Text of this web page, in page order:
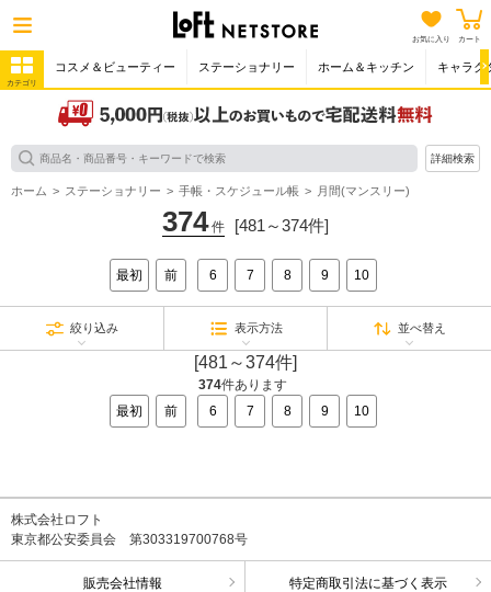
お気に入り カート
カテゴリ
コスメ＆ビューティー ステーショナリー ホーム＆キッチン キャラク
詳細検索
ホーム ステーショナリー 手帳・スケジュール帳 月間(マンスリー)
374件 [481～374件]
最初 前 6 7 8 9 10
絞り込み 表示方法 並べ替え
[481～374件]
374件あります
最初
前 6 7 8 9 10
株式会社ロフト
東京都公安委員会 第303319700768号
販売会社情報 特定商取引法に基づく表示